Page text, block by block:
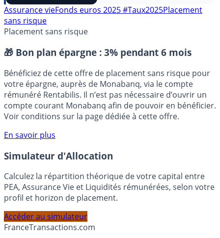
⭐️ Suivre sur Google
Assurance vieFonds euros 2025 #Taux2025
Placement sans risque
🎁 Bon plan épargne : 3% pendant 6 mois
Bénéficiez de cette offre de placement sans risque pour
votre épargne, auprès de Monabanq, via le compte
rémunéré Rentabilis. Il n’est pas nécessaire d’ouvrir un
Voir conditions sur la page dédiée à cette offre.
En savoir plus
Simulateur d'Allocation
Calculez la répartition théorique de votre capital entre
profil et horizon de placement.